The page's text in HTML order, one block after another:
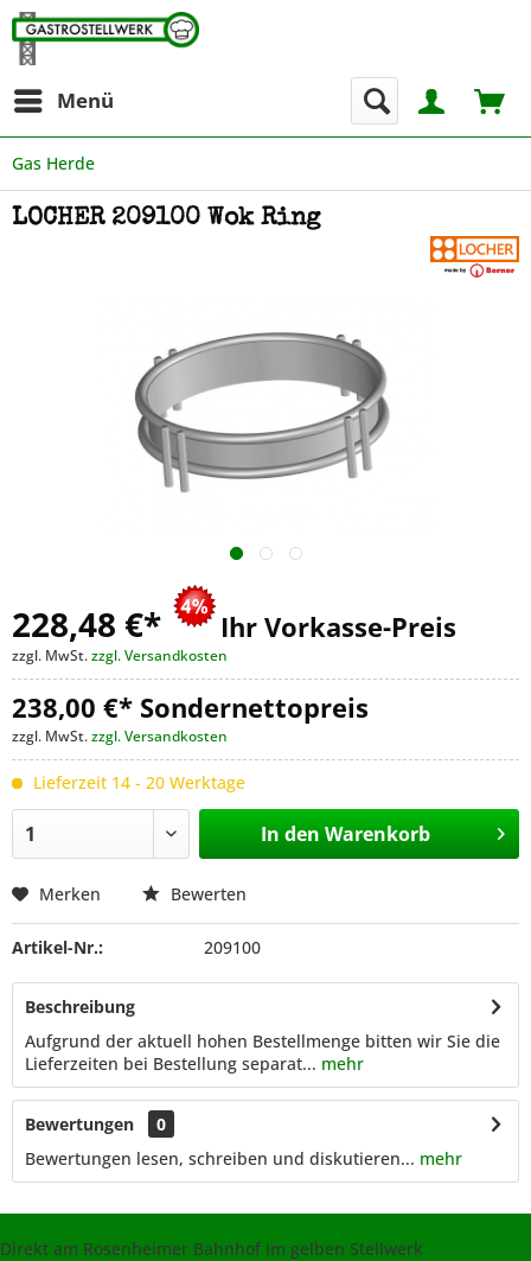
Menü
Gas Herde
LOCHER 209100 Wok Ring
228,48 €* Ihr Vorkasse-Preis
zzgl. MwSt.zzgl. Versandkosten
238,00 €* Sondernettopreis
zzgl. MwSt.zzgl. Versandkosten
Lieferzeit 14 - 20 Werktage
In den Warenkorb
Merken Bewerten
Artikel-Nr.: 209100
Beschreibung
Aufgrund der aktuell hohen Bestellmenge bitten wir Sie die
Lieferzeiten bei Bestellung separat... mehr
Bewertungen
0
Bewertungen lesen, schreiben und diskutieren... mehr
Direkt am Rosenheimer Bahnhof im gelben Stellwerk